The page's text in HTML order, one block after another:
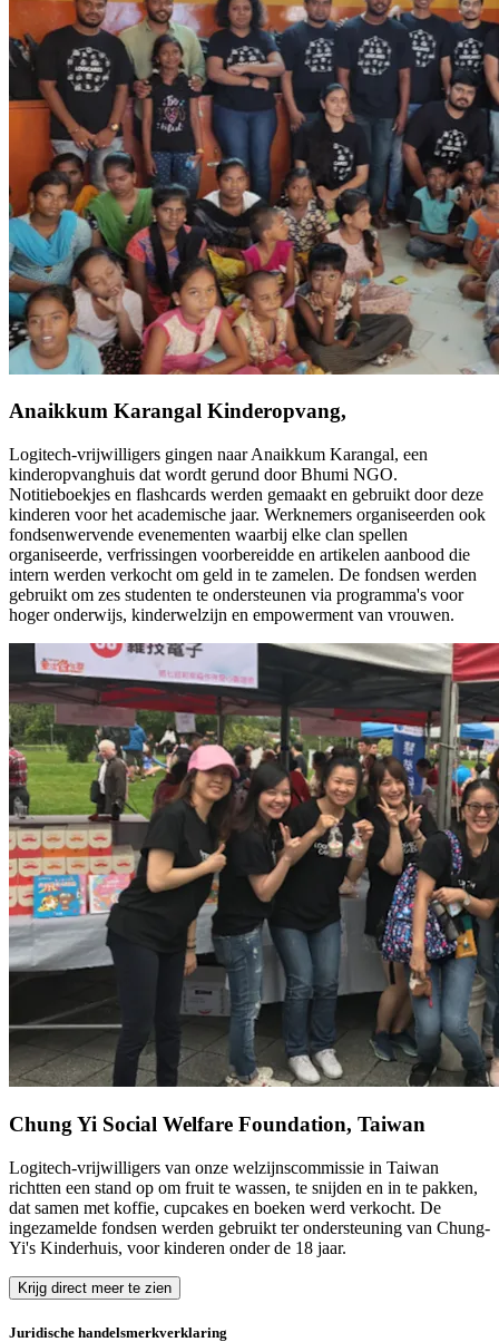
Anaikkum Karangal Kinderopvang,
Logitech-vrijwilligers gingen naar Anaikkum Karangal, een
kinderopvanghuis dat wordt gerund door Bhumi NGO.
Notitieboekjes en flashcards werden gemaakt en gebruikt door deze
kinderen voor het academische jaar. Werknemers organiseerden ook
fondsenwervende evenementen waarbij elke clan spellen
organiseerde, verfrissingen voorbereidde en artikelen aanbood die
intern werden verkocht om geld in te zamelen. De fondsen werden
gebruikt om zes studenten te ondersteunen via programma's voor
hoger onderwijs, kinderwelzijn en empowerment van vrouwen.
Chung Yi Social Welfare Foundation, Taiwan
Logitech-vrijwilligers van onze welzijnscommissie in Taiwan
richtten een stand op om fruit te wassen, te snijden en in te pakken,
dat samen met koffie, cupcakes en boeken werd verkocht. De
ingezamelde fondsen werden gebruikt ter ondersteuning van Chung-
Yi's Kinderhuis, voor kinderen onder de 18 jaar.
Krijg direct meer te zien
Juridische handelsmerkverklaring